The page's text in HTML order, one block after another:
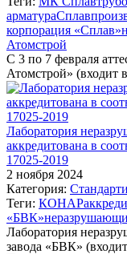
арматураСплав
корпорация «Сплав»
Атомстрой
С 3 по 7 февраля
Атомстрой» (входит в
Лаборатория
аккредитована в
17025-2019
2 ноября 2024
Категория:
Теги: КОНАР
«БВК»
Лаборатория
завода «БВК»